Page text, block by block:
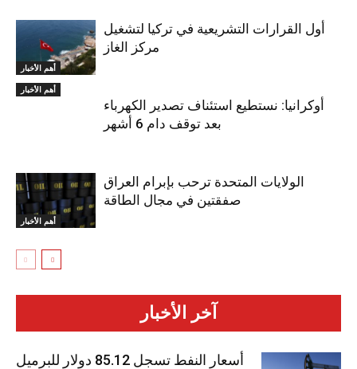
أهم الأخبار
أول القرارات التشريعية في تركيا لتشغيل
مركز الغاز
أهم الأخبار
أوكرانيا: نستطيع استئناف تصدير الكهرباء
بعد توقف دام 6 أشهر
أهم الأخبار
الولايات المتحدة ترحب بإبرام العراق
صفقتين في مجال الطاقة
آخر الأخبار
أسعار النفط تسجل 85.12 دولار للبرميل